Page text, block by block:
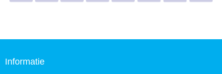
Informatie